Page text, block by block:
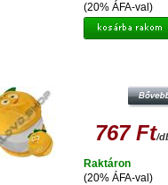
(20% ÁFA-val)
767 Ft/
(20% ÁFA-val)
Raktáron